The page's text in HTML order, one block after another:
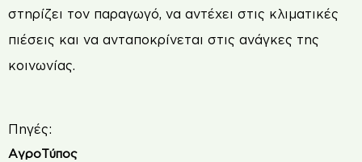
στηρίζει τον παραγωγό, να αντέχει στις κλιματικές
πιέσεις και να ανταποκρίνεται στις ανάγκες της
κοινωνίας.
Πηγές:
ΑγροΤύπος